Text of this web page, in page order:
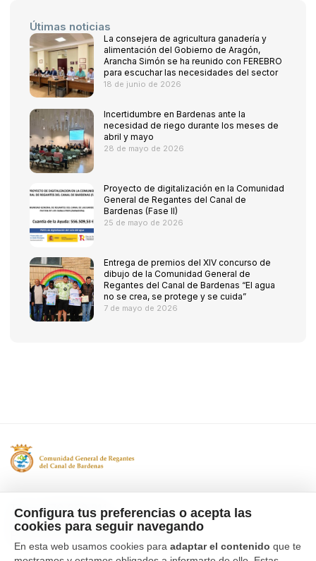
Configura tus preferencias o acepta las
cookies para seguir navegando
En esta web usamos cookies para adaptar el contenido que te
Útimas noticias
La consejera de agricultura ganadería y
alimentación del Gobierno de Aragón,
Arancha Simón se ha reunido con FEREBRO
para escuchar las necesidades del sector
18 de junio de 2026
Incertidumbre en Bardenas ante la
necesidad de riego durante los meses de
abril y mayo
28 de mayo de 2026
Proyecto de digitalización en la Comunidad
General de Regantes del Canal de
Bardenas (Fase II)
25 de mayo de 2026
Entrega de premios del XIV concurso de
dibujo de la Comunidad General de
Regantes del Canal de Bardenas “El agua
no se crea, se protege y se cuida”
7 de mayo de 2026
Tfno. 976 662 311
Ctra Gallur-Sangüesa s/n 50600
Ejea de los Caballeros, Zaragoza